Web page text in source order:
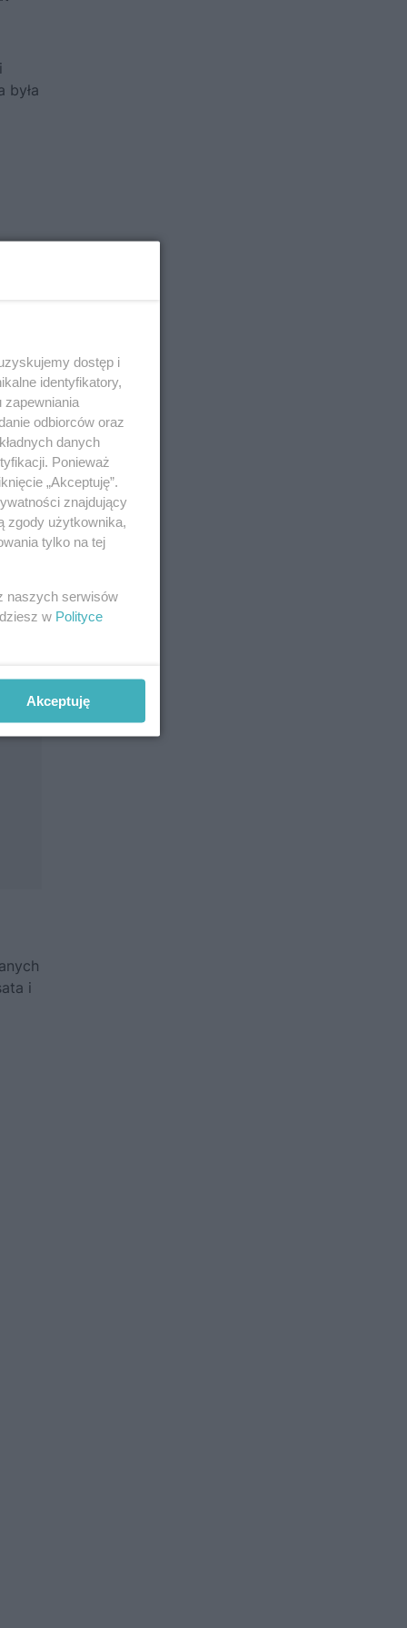
była
i
dostęp i
identyfikatory,
zapewniania
odbiorców oraz
danych
Ponieważ
„Akceptuję”.
znajdujący
zgody użytkownika,
tylko na tej
naszych serwisów
w Polityce
Akceptuję